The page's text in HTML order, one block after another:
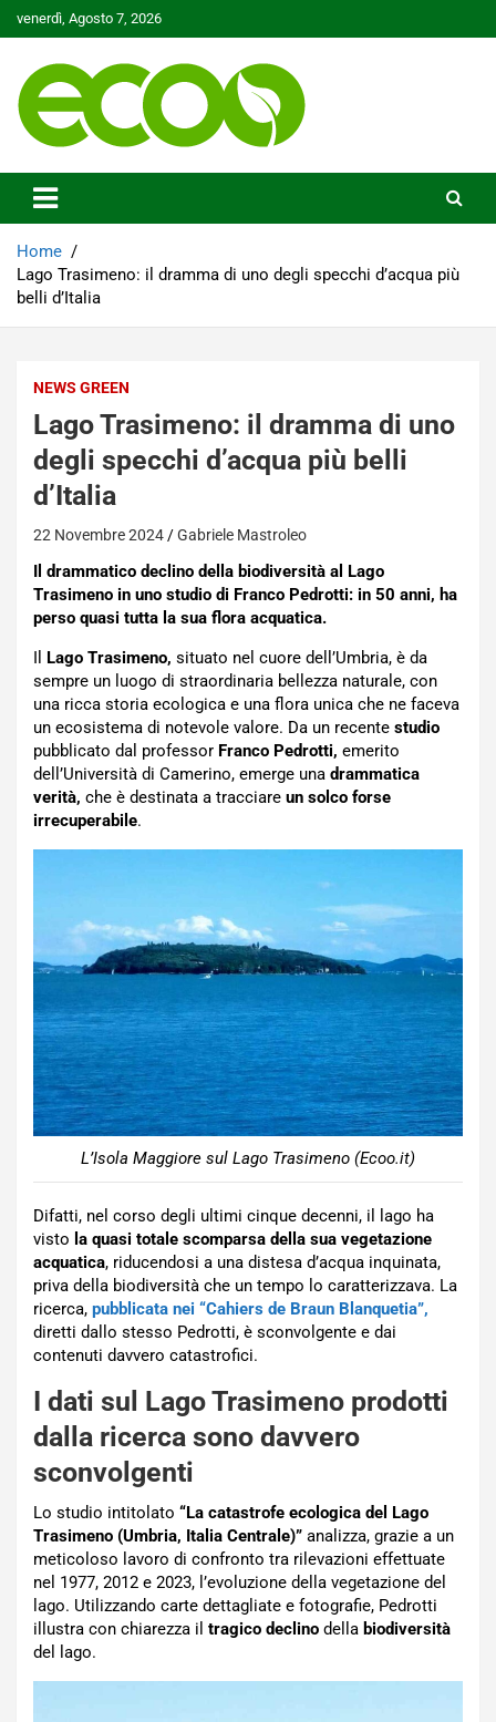
to
venerdì, Agosto 7, 2026
Ecoo.it
Home
Lago Trasimeno: il dramma di uno degli specchi d’acqua più
belli d’Italia
NEWS GREEN
Lago Trasimeno: il dramma di uno
degli specchi d’acqua più belli
d’Italia
22 Novembre 2024 Gabriele Mastroleo
Il drammatico declino della biodiversità al Lago
Trasimeno in uno studio di Franco Pedrotti: in 50 anni, ha
perso quasi tutta la sua flora acquatica.
Il Lago Trasimeno, situato nel cuore dell’Umbria, è da
sempre un luogo di straordinaria bellezza naturale, con
una ricca storia ecologica e una flora unica che ne faceva
un ecosistema di notevole valore. Da un recente studio
pubblicato dal professor Franco Pedrotti, emerito
dell’Università di Camerino, emerge una drammatica
verità, che è destinata a tracciare un solco forse
irrecuperabile.
L’Isola Maggiore sul Lago Trasimeno (Ecoo.it)
Difatti, nel corso degli ultimi cinque decenni, il lago ha
visto la quasi totale scomparsa della sua vegetazione
acquatica, riducendosi a una distesa d’acqua inquinata,
priva della biodiversità che un tempo lo caratterizzava. La
ricerca, pubblicata nei “Cahiers de Braun Blanquetia”,
diretti dallo stesso Pedrotti, è sconvolgente e dai
contenuti davvero catastrofici.
I dati sul Lago Trasimeno prodotti
dalla ricerca sono davvero
sconvolgenti
Lo studio intitolato “La catastrofe ecologica del Lago
Trasimeno (Umbria, Italia Centrale)” analizza, grazie a un
meticoloso lavoro di confronto tra rilevazioni effettuate
nel 1977, 2012 e 2023, l’evoluzione della vegetazione del
lago. Utilizzando carte dettagliate e fotografie, Pedrotti
illustra con chiarezza il tragico declino della biodiversità
del lago.